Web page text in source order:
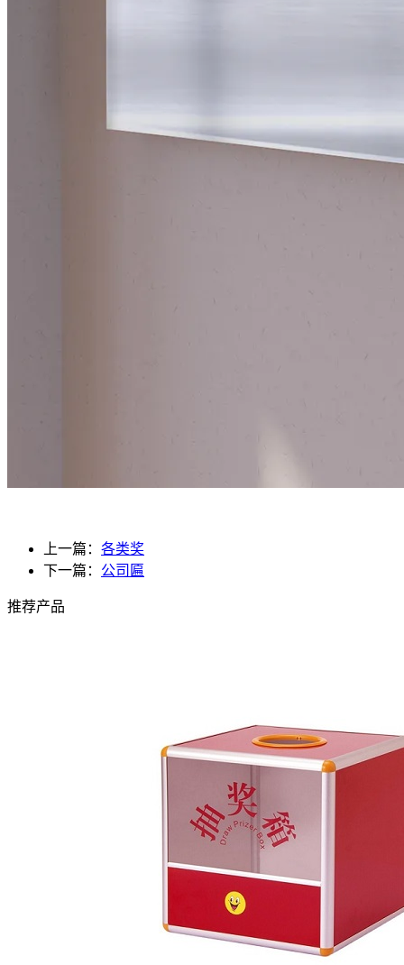
上一篇： 各类奖
下一篇： 公司匾
推荐产品